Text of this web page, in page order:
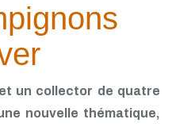
un collector de quatre
nouvelle thématique,